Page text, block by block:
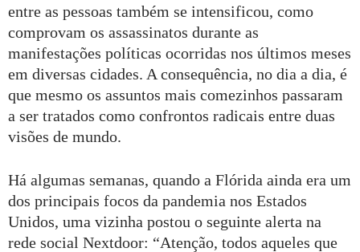
entre as pessoas também se intensificou, como
comprovam os assassinatos durante as
manifestações políticas ocorridas nos últimos meses
em diversas cidades. A consequência, no dia a dia, é
que mesmo os assuntos mais comezinhos passaram
a ser tratados como confrontos radicais entre duas
visões de mundo.
Há algumas semanas, quando a Flórida ainda era um
dos principais focos da pandemia nos Estados
Unidos, uma vizinha postou o seguinte alerta na
rede social Nextdoor: “Atenção, todos aqueles que